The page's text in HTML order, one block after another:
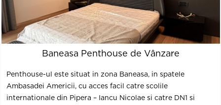
Baneasa Penthouse de Vânzare
Penthouse-ul este situat in zona Baneasa, in spatele
Ambasadei Americii, cu acces facil catre scolile
internationale din Pipera – Iancu Nicolae si catre DN1 si